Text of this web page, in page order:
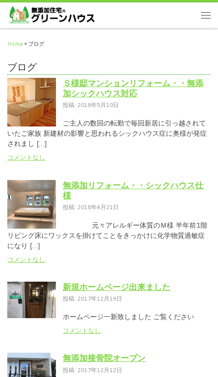
Home » ブログ
ブログ
Ｓ様邸マンションリフォーム・・無添
加シックハウス対応
投稿: 2018年5月10日
ご主人の数回の転勤で毎回新居に引っ越されて
いたご家族 新建材の影響と思われるシックハウス症に奥様が発症
されまし […]
コメントなし
無添加リフォーム・・シックハウス仕
様
投稿: 2018年4月21日
元々アレルギー体質のＭ様 半年前1階
リビング床にワックスを掛けてことをきっかけに化学物質過敏症
になり […]
コメントなし
新規ホームページ出来ました
投稿: 2017年12月19日
ホームページ一新致しました ご覧ください
コメントなし
無添加接骨院オープン
投稿: 2017年12月12日